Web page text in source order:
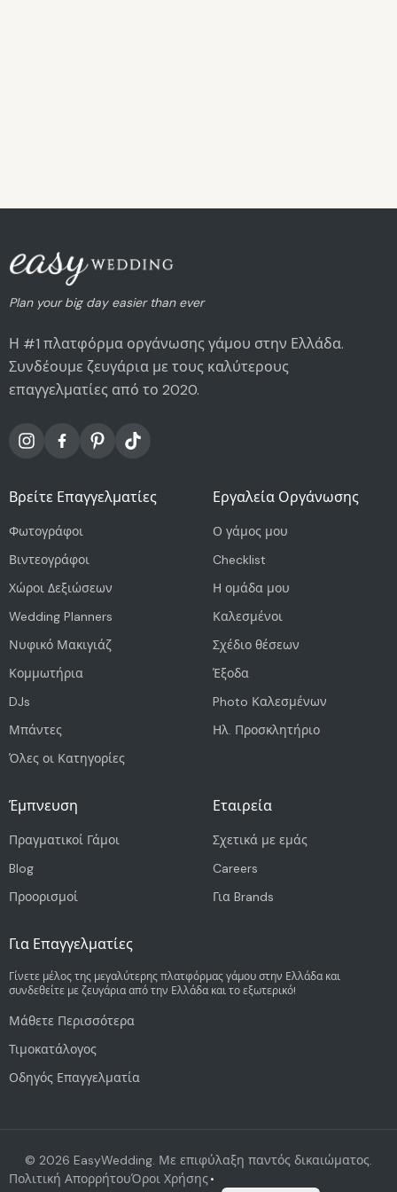
Plan your big day easier than ever
Η #1 πλατφόρμα οργάνωσης γάμου στην Ελλάδα.
Συνδέουμε ζευγάρια με τους καλύτερους
επαγγελματίες από το 2020.
Βρείτε Επαγγελματίες
Φωτογράφοι
Βιντεογράφοι
Χώροι Δεξιώσεων
Wedding Planners
Νυφικό Μακιγιάζ
Κομμωτήρια
DJs
Μπάντες
Όλες οι Κατηγορίες
Εργαλεία Οργάνωσης
Ο γάμος μου
Checklist
Η ομάδα μου
Καλεσμένοι
Σχέδιο θέσεων
Έξοδα
Photo Καλεσμένων
Ηλ. Προσκλητήριο
Έμπνευση
Πραγματικοί Γάμοι
Blog
Προορισμοί
Εταιρεία
Σχετικά με εμάς
Careers
Για Brands
Για Επαγγελματίες
Γίνετε μέλος της μεγαλύτερης πλατφόρμας γάμου στην Ελλάδα και
συνδεθείτε με ζευγάρια από την Ελλάδα και το εξωτερικό!
Μάθετε Περισσότερα
Τιμοκατάλογος
Οδηγός Επαγγελματία
© 2026 EasyWedding. Με επιφύλαξη παντός δικαιώματος.
Πολιτική ΑπορρήτουΌροι Χρήσης•